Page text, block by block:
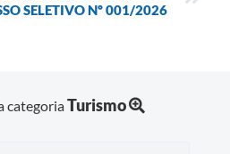
SELETIVO Nº 001/2026
categoriaTurismo